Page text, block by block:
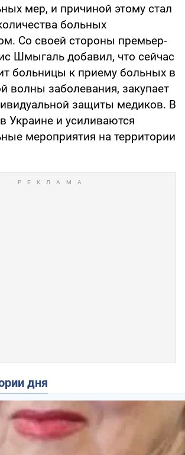
мер, и причиной этому стал
больных
Со своей стороны премьер-
Шмыгаль добавил, что сейчас
больницы к приему больных в
волны заболевания, закупает
защиты медиков. В
Украине и усиливаются
мероприятия на территории
дня